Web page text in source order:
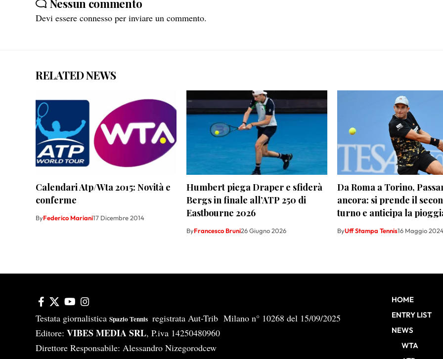
Nessun commento
Devi essere connesso per inviare un commento.
RELATED NEWS
Calendari Atp/Wta 2015: Novità e
conferme
ByFederico Mariani17 Dicembre 2014
Humbert piega Draper e sfiderà
Bergs in finale all’ATP 250 di
Eastbourne 2026
ByFrancesco Bruni26 Giugno 2026
Da Roma a Torino,
ancora: si prende il
turno e anticipa la
ByUff Stampa Tennis16 Maggio
Testata giornalistica Spazio Tennis registrata Aut-Trib Milano n° 10268 del 15/09/2025
Editore: VIBES MEDIA SRL, P.iva 14250480960
Direttore Responsabile: Alessandro Nizegorodcew
HOME
ENTRY LIST
NEWS
WTA